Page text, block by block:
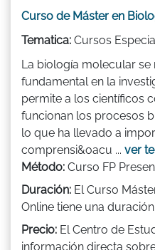
Curso de Máster en
Tematica: Cursos
La biología molecular se
fundamental en la
permite a los científicos
funcionan los procesos
lo que ha llevado a
comprensi&oacu ... ver
Método: Curso FP
Duración: El Curso
Online tiene una
Precio: El Centro de
información directa